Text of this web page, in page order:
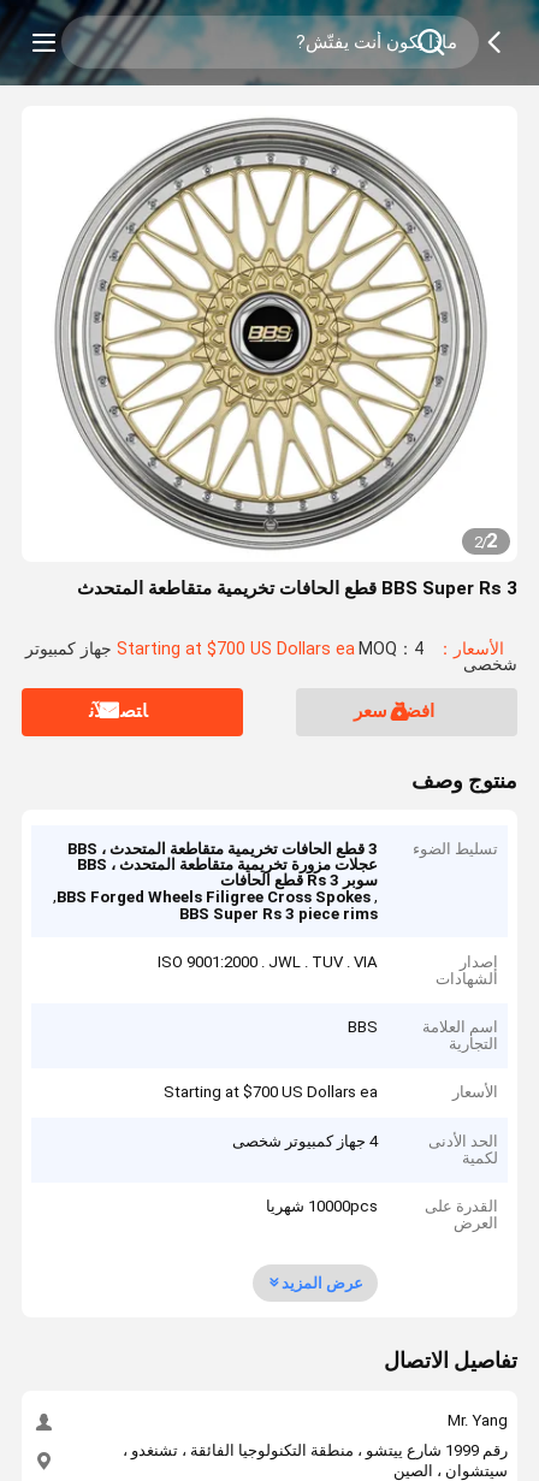
2
/
2
BBS Super Rs 3 قطع الحافات تخريمية متقاطعة المتحدث
الأسعار：Starting at $700 US Dollars ea MOQ：4 جهاز كمبيوتر
شخصى
افضل سعر ﺎﺘﺼﻟ ﺍﻶﻧ
منتوج وصف
تسليط الضوء
3 قطع الحافات تخريمية متقاطعة المتحدث ، BBS
عجلات مزورة تخريمية متقاطعة المتحدث ، BBS
سوبر Rs 3 قطع الحافات
,
BBS Forged Wheels Filigree Cross Spokes
,
BBS Super Rs 3 piece rims
إصدار
الشهادات
ISO 9001:2000 . JWL . TUV . VIA
اسم العلامة
التجارية
BBS
الأسعار Starting at $700 US Dollars ea
الحد الأدنى
لكمية
4 جهاز كمبيوتر شخصى
القدرة على
العرض
10000pcs شهريا
عرض المزيد
تفاصيل الاتصال
Mr. Yang
رقم 1999 شارع ييتشو ، منطقة التكنولوجيا الفائقة ، تشنغدو ،
سيتشوان ، الصين